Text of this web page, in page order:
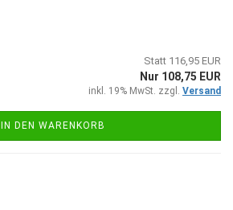
Statt 116,95 EUR
Nur 108,75 EUR
inkl. 19% MwSt. zzgl. Versand
IN DEN WARENKORB